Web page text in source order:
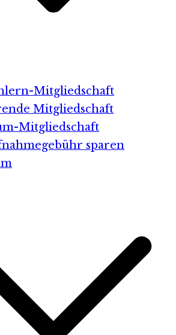
Mitgliedschaft
Mitgliedschaft
Mitgliedschaft
sparen